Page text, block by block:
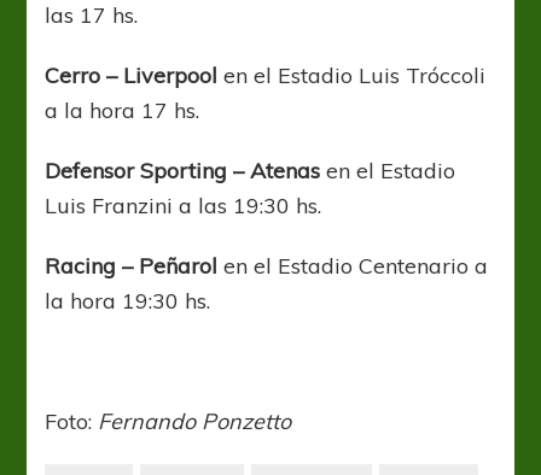
las 17 hs.
Cerro – Liverpool en el Estadio Luis Tróccoli
a la hora 17 hs.
Defensor Sporting – Atenas en el Estadio
Luis Franzini a las 19:30 hs.
Racing – Peñarol en el Estadio Centenario a
la hora 19:30 hs.
Foto: Fernando Ponzetto